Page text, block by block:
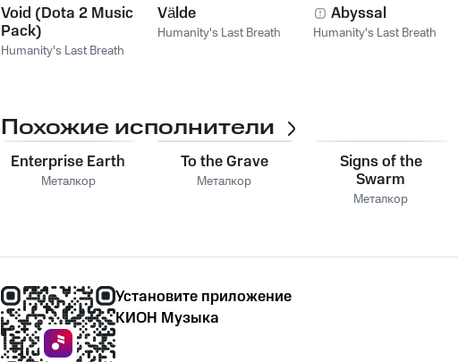
Void (Dota 2 Music
Pack)
Humanity's Last Breath
Välde
Humanity's Last Breath
Abyssal
Humanity's Last Breath
Похожие исполнители
Enterprise Earth
Металкор
To the Grave
Металкор
Signs of the
Swarm
Металкор
Установите приложение
КИОН Музыка